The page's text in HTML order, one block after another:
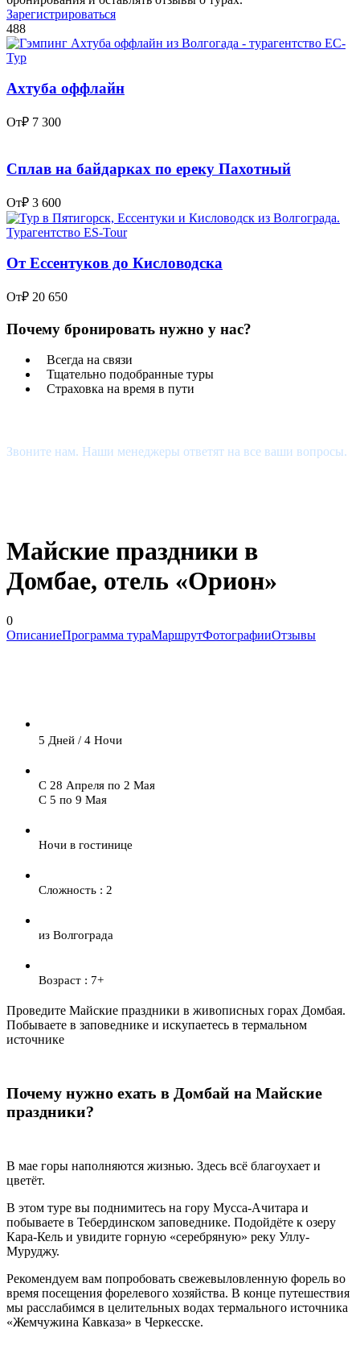
Зарегистрироваться
488
Ахтуба оффлайн
От₽ 7 300
Сплав на байдарках по ереку Пахотный
От₽ 3 600
От Ессентуков до Кисловодска
От₽ 20 650
Почему бронировать нужно у нас?
Всегда на связи
Тщательно подобранные туры
Страховка на время в пути
Звоните нам. Наши менеджеры ответят на все ваши вопросы.
Майские праздники в
Домбае, отель «Орион»
0
ОписаниеПрограмма тураМаршрутФотографииОтзывы
5 Дней / 4 Ночи
С 28 Апреля по 2 Мая
С 5 по 9 Мая
Ночи в гостинице
Сложность : 2
из Волгограда
Возраст : 7+
Проведите Майские праздники в живописных горах Домбая.
Побываете в заповеднике и искупаетесь в термальном
источнике
Почему нужно ехать в Домбай на Майские
праздники?
В мае горы наполняются жизнью. Здесь всё благоухает и
цветёт.
В этом туре вы поднимитесь на гору Мусса-Ачитара и
побываете в Тебердинском заповеднике. Подойдёте к озеру
Кара-Кель и увидите горную «серебряную» реку Уллу-
Муруджу.
Рекомендуем вам попробовать свежевыловленную форель во
время посещения форелевого хозяйства. В конце путешествия
мы расслабимся в целительных водах термального источника
«Жемчужина Кавказа» в Черкесске.